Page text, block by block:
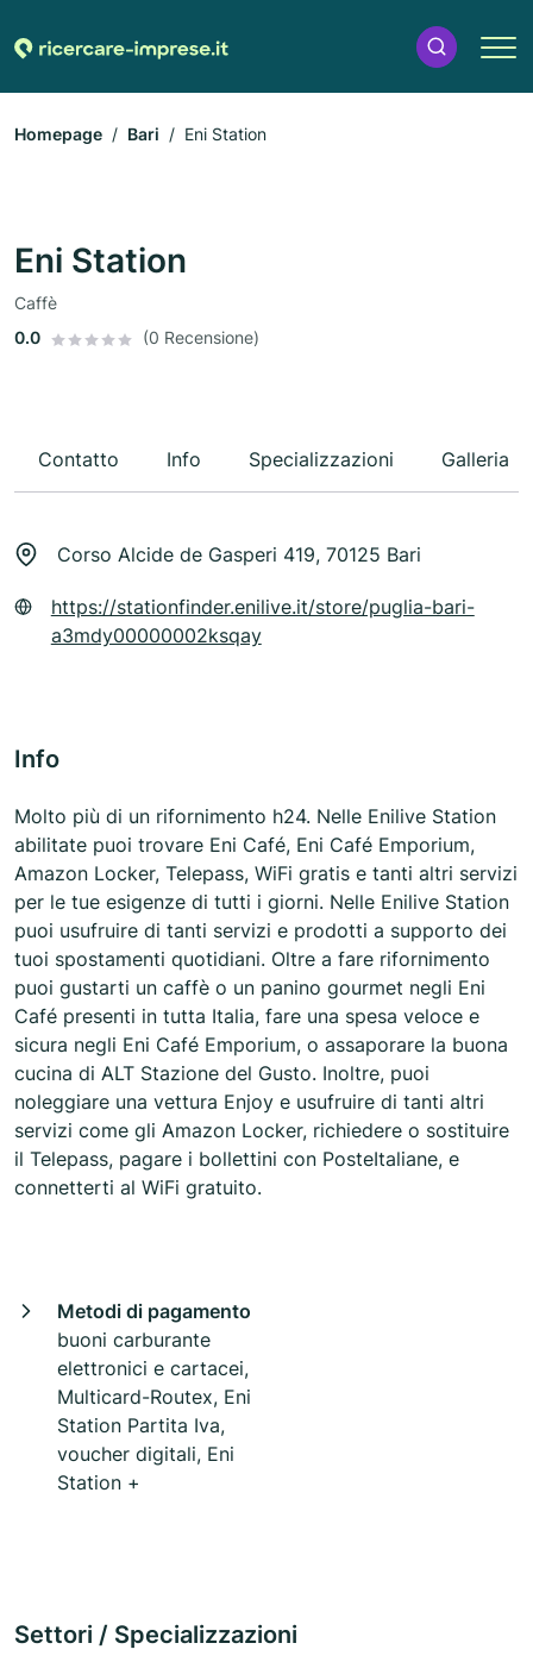
Homepage Bari Eni Station
Eni Station
Caffè
0.0
(0 Recensione)
Contatto Info Specializzazioni Galleria
Corso Alcide de Gasperi 419, 70125 Bari
https://stationfinder.enilive.it/store/puglia-bari-
a3mdy00000002ksqay
Info
Molto più di un rifornimento h24. Nelle Enilive Station
abilitate puoi trovare Eni Café, Eni Café Emporium,
Amazon Locker, Telepass, WiFi gratis e tanti altri servizi
per le tue esigenze di tutti i giorni. Nelle Enilive Station
puoi usufruire di tanti servizi e prodotti a supporto dei
tuoi spostamenti quotidiani. Oltre a fare rifornimento
puoi gustarti un caffè o un panino gourmet negli Eni
Café presenti in tutta Italia, fare una spesa veloce e
sicura negli Eni Café Emporium, o assaporare la buona
cucina di ALT Stazione del Gusto. Inoltre, puoi
noleggiare una vettura Enjoy e usufruire di tanti altri
servizi come gli Amazon Locker, richiedere o sostituire
il Telepass, pagare i bollettini con PosteItaliane, e
connetterti al WiFi gratuito.
Metodi di pagamento
buoni carburante
elettronici e cartacei,
Multicard-Routex, Eni
Station Partita Iva,
voucher digitali, Eni
Station +
Settori / Specializzazioni